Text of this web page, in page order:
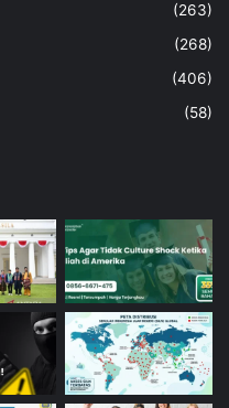
(263)
(268)
(406)
(58)